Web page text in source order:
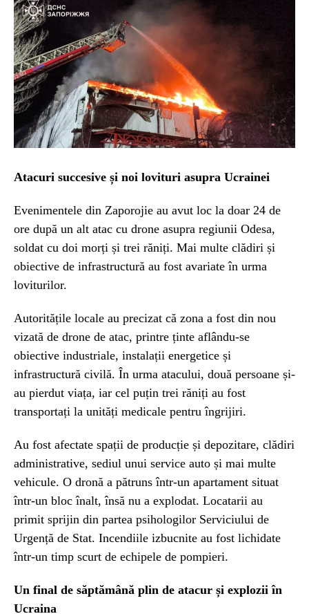
Atacuri succesive și noi lovituri asupra Ucrainei
Evenimentele din Zaporojie au avut loc la doar 24 de
ore după un alt atac cu drone asupra regiunii Odesa,
soldat cu doi morți și trei răniți. Mai multe clădiri și
obiective de infrastructură au fost avariate în urma
loviturilor.
Autoritățile locale au precizat că zona a fost din nou
vizată de drone de atac, printre ținte aflându-se
obiective industriale, instalații energetice și
infrastructură civilă. În urma atacului, două persoane și-
au pierdut viața, iar cel puțin trei răniți au fost
transportați la unități medicale pentru îngrijiri.
Au fost afectate spații de producție și depozitare, clădiri
administrative, sediul unui service auto și mai multe
vehicule. O dronă a pătruns într-un apartament situat
într-un bloc înalt, însă nu a explodat. Locatarii au
primit sprijin din partea psihologilor Serviciului de
Urgență de Stat. Incendiile izbucnite au fost lichidate
într-un timp scurt de echipele de pompieri.
Un final de săptămână plin de atacur și explozii în
Ucraina